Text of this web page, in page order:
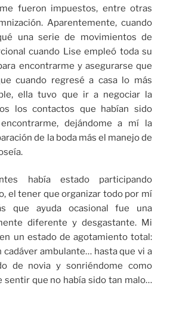
fueron impuestos, entre otras
Aparentemente, cuando
una serie de movimientos de
cuando Lise empleó toda su
encontrarme y asegurarse que
cuando regresé a casa lo más
ella tuvo que ir a negociar la
los contactos que habían sido
dejándome a mí la
de la boda más el manejo de
había estado participando
el tener que organizar todo por mí
que ayuda ocasional fue una
diferente y desgastante. Mi
un estado de agotamiento total:
cadáver ambulante… hasta que vi a
de novia y sonriéndome como
sentir que no había sido tan malo…